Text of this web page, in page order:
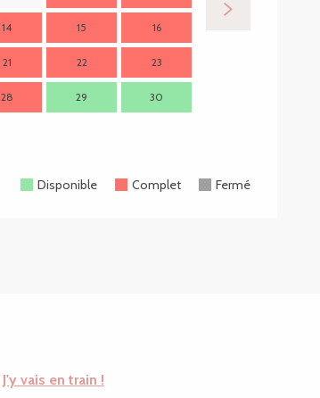
14 15 16
21 22 23
28 29 30
Disponible Complet Fermé
J'y vais en train !